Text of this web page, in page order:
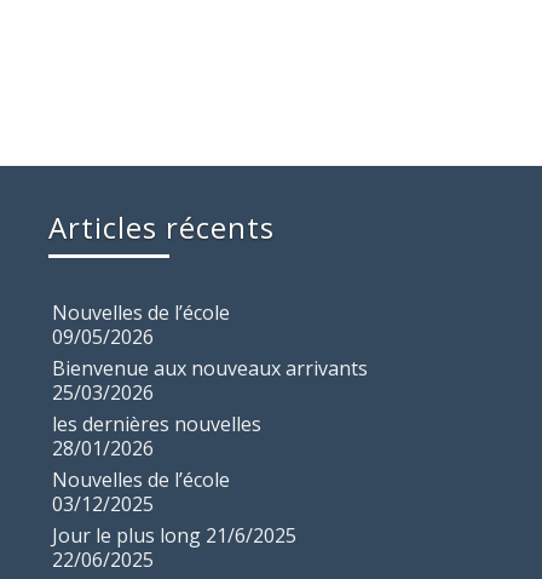
Articles récents
Nouvelles de l’école
09/05/2026
Bienvenue aux nouveaux arrivants
25/03/2026
les dernières nouvelles
28/01/2026
Nouvelles de l’école
03/12/2025
Jour le plus long 21/6/2025
22/06/2025